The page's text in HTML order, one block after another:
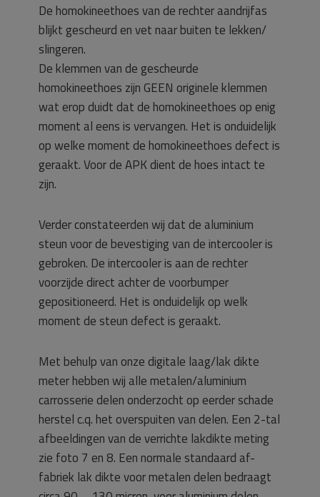
De homokineethoes van de rechter aandrijfas
blijkt gescheurd en vet naar buiten te lekken/
slingeren.
De klemmen van de gescheurde
homokineethoes zijn GEEN originele klemmen
wat erop duidt dat de homokineethoes op enig
moment al eens is vervangen. Het is onduidelijk
op welke moment de homokineethoes defect is
geraakt. Voor de APK dient de hoes intact te
zijn.
Verder constateerden wij dat de aluminium
steun voor de bevestiging van de intercooler is
gebroken. De intercooler is aan de rechter
voorzijde direct achter de voorbumper
gepositioneerd. Het is onduidelijk op welk
moment de steun defect is geraakt.
Met behulp van onze digitale laag/lak dikte
meter hebben wij alle metalen/aluminium
carrosserie delen onderzocht op eerder schade
herstel c.q. het overspuiten van delen. Een 2-tal
afbeeldingen van de verrichte lakdikte meting
zie foto 7 en 8. Een normale standaard af-
fabriek lak dikte voor metalen delen bedraagt